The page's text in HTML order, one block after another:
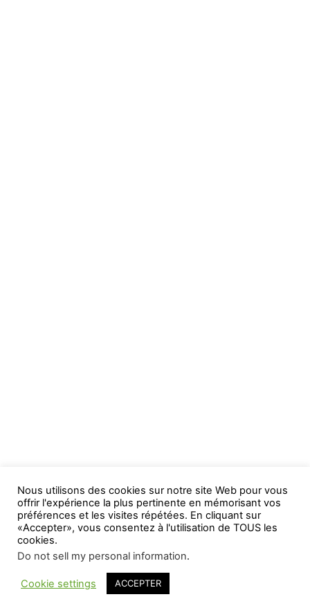
Nous utilisons des cookies sur notre site Web pour vous
offrir l'expérience la plus pertinente en mémorisant vos
préférences et les visites répétées. En cliquant sur
«Accepter», vous consentez à l'utilisation de TOUS les
cookies.
Do not sell my personal information.
Cookie settings ACCEPTER